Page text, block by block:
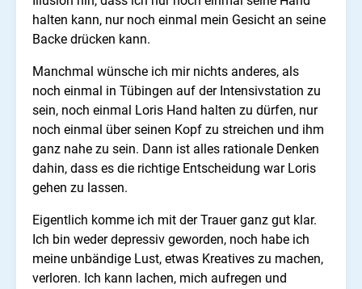
halten kann, nur noch einmal mein Gesicht an seine
Backe drücken kann.
Manchmal wünsche ich mir nichts anderes, als
noch einmal in Tübingen auf der Intensivstation zu
sein, noch einmal Loris Hand halten zu dürfen, nur
noch einmal über seinen Kopf zu streichen und ihm
ganz nahe zu sein. Dann ist alles rationale Denken
dahin, dass es die richtige Entscheidung war Loris
gehen zu lassen.
Eigentlich komme ich mit der Trauer ganz gut klar.
Ich bin weder depressiv geworden, noch habe ich
meine unbändige Lust, etwas Kreatives zu machen,
verloren. Ich kann lachen, mich aufregen und